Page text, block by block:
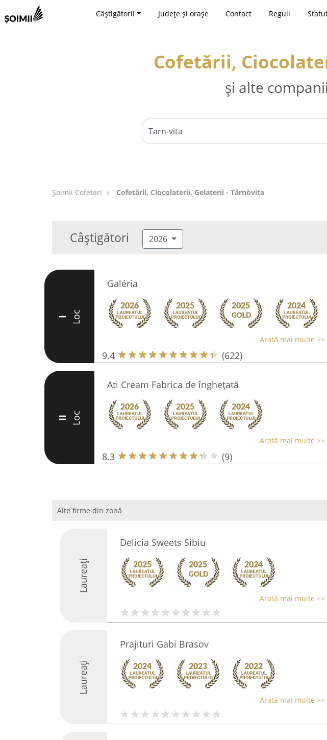
Câștigătorii Județe și orașe Contact Reguli
Cofetării,
și alte
Șoimii Cofetari Cofetării, Ciocolaterii, Gelaterii - Târnòvita
Câștigători 2026
I Loc
Galéria
Arată mai multe >>
9.4 (622)
II Loc
Ati Cream Fabrica de înghețată
Arată mai multe >>
8.3 (9)
Alte firme din zonă
Laureați
Delicia Sweets Sibiu
Arată mai multe >>
Laureați
Prajituri Gabi Brasov
Arată mai multe >>